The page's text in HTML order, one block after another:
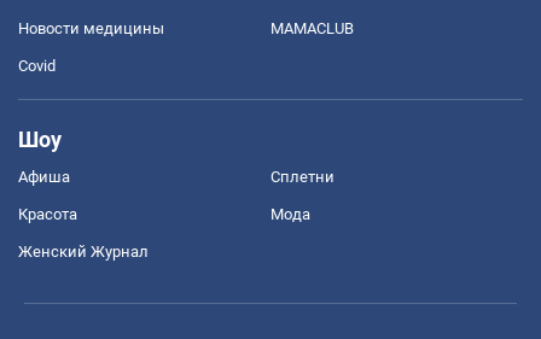
Новости медицины MAMACLUB
Covid
Шоу
Афиша Сплетни
Красота Мода
Женский Журнал